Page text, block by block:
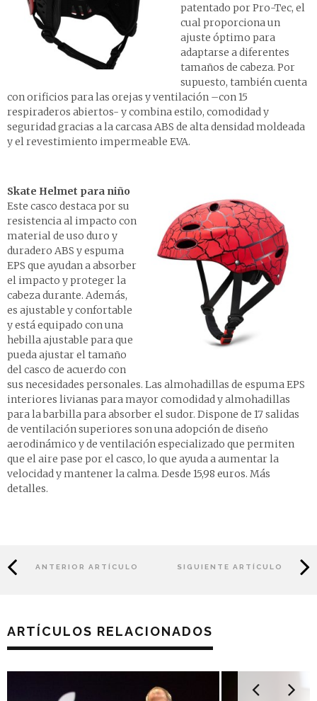
patentado por Pro-Tec, el
cual proporciona un
ajuste óptimo para
adaptarse a diferentes
tamaños de cabeza. Por
supuesto, también cuenta
con orificios para las orejas y ventilación –con 15
respiraderos abiertos- y combina estilo, comodidad y
seguridad gracias a la carcasa ABS de alta densidad moldeada
y el revestimiento impermeable EVA.
Skate Helmet para niño
Este casco destaca por su
resistencia al impacto con
material de uso duro y
duradero ABS y espuma
EPS que ayudan a absorber
el impacto y proteger la
cabeza durante. Además,
es ajustable y confortable
y está equipado con una
hebilla ajustable para que
pueda ajustar el tamaño
del casco de acuerdo con
sus necesidades personales. Las almohadillas de espuma EPS
interiores livianas para mayor comodidad y almohadillas
para la barbilla para absorber el sudor. Dispone de 17 salidas
de ventilación superiores son una adopción de diseño
aerodinámico y de ventilación especializado que permiten
que el aire pase por el casco, lo que ayuda a aumentar la
velocidad y mantener la calma. Desde 15,98 euros. Más
detalles.
ANTERIOR ARTÍCULO SIGUIENTE ARTÍCULO
ARTÍCULOS RELACIONADOS